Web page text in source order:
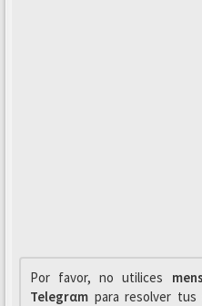
Por favor, no utilices
Telegrαm para resolver tus